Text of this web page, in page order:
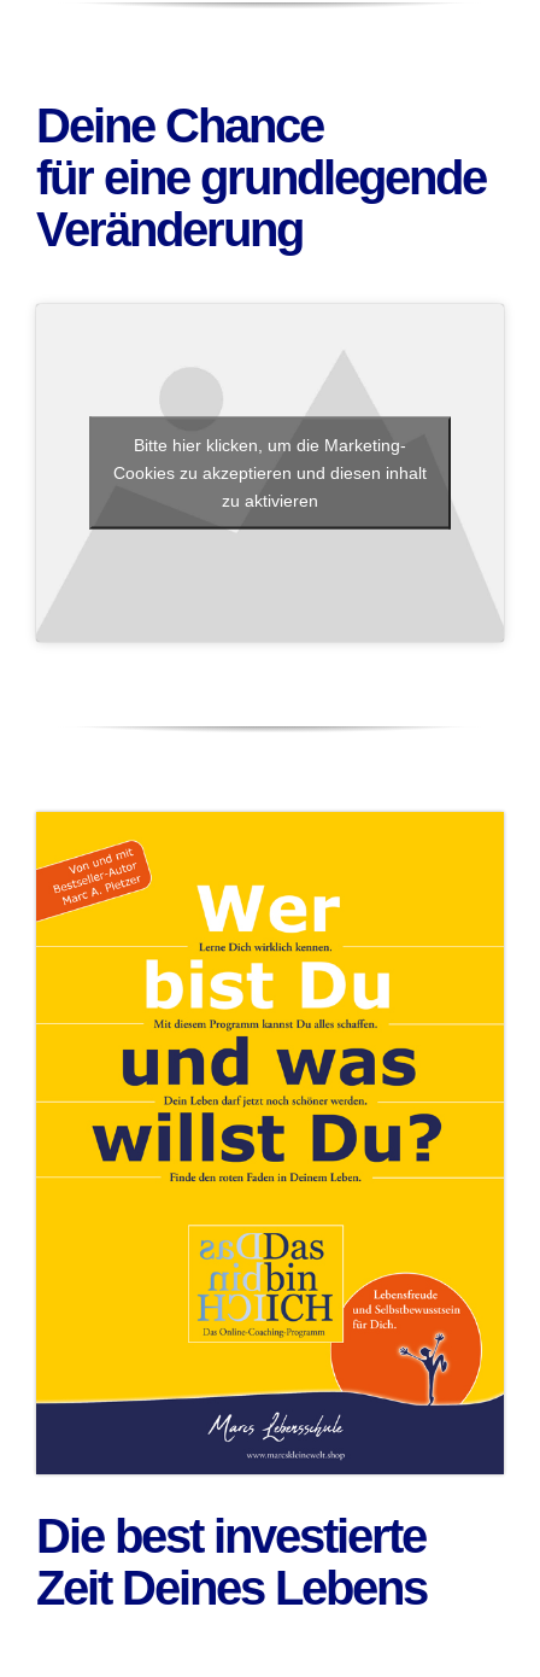
Deine Chance
für eine grundlegende
Veränderung
Bitte hier klicken, um die Marketing-
Cookies zu akzeptieren und diesen inhalt
zu aktivieren
Die best investierte
Zeit Deines Lebens